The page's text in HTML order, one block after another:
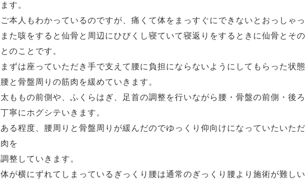
ます。
ご本人もわかっているのですが、痛くて体をまっすぐにできないとおっしゃっ
また咳をすると仙骨と周辺にひびくし寝ていて寝返りをするときに仙骨とそ
とのことです。
まずは座っていただき手で支えて腰に負担にならないようにしてもらった状
腰と骨盤周りの筋肉を緩めていきます。
太ももの前側や、ふくらはぎ、足首の調整を行いながら腰・骨盤の前側・後
丁寧にホグシテいきます。
ある程度、腰周りと骨盤周りが緩んだのでゆっくり仰向けになっていたいた
肉を
調整していきます。
体が横にずれてしまっているぎっくり腰は通常のぎっくり腰より施術が難し